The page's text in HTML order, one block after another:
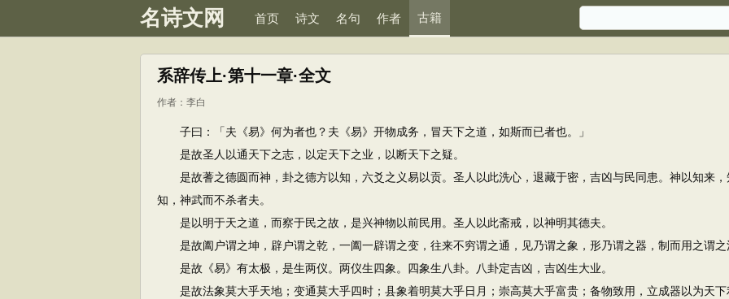
名诗文网 首页 诗文 名句 作者 古籍
系辞传上·第十一章·全文
作者： 李白
子曰：「夫《易》何为者也？夫《易》开物成务，冒天下之道，如斯而已者也。」
是故圣人以通天下之志，以定天下之业，以断天下之疑。
是故蓍之德圆而神，卦之德方以知，六爻之义易以贡。圣人以此洗心，退藏于密，吉凶与民同患。神以知来，
知，神武而不杀者夫。
是以明于天之道，而察于民之故，是兴神物以前民用。圣人以此斋戒，以神明其德夫。
是故阖户谓之坤，辟户谓之乾，一阖一辟谓之变，往来不穷谓之通，见乃谓之象，形乃谓之器，制而用之谓之
是故《易》有太极，是生两仪。两仪生四象。四象生八卦。八卦定吉凶，吉凶生大业。
是故法象莫大乎天地；变通莫大乎四时；县象着明莫大乎日月；崇高莫大乎富贵；备物致用，立成器以为天下